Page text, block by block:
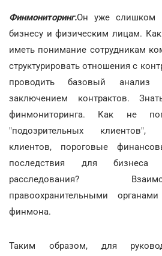
Финмониторинг.Он уже слишком
бизнесу и физическим лицам.
иметь понимание сотрудникам
структурировать отношения с
проводить базовый анализ
заключением контрактов.
финмониторинга. Как не
"подозрительных клиентов",
клиентов, пороговые
последствия для бизнеса
расследования?
правоохранительными
финмона.
Таким образом, для